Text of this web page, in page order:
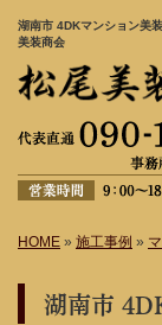
湖南市 4DKマンション美
美装商会
HOME » 施工事例 »
湖南市